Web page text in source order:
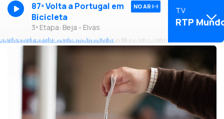
87ª Volta a Portugal em
Bicicleta
3ª Etapa: Beja - Elvas
NO AR TV
RTP